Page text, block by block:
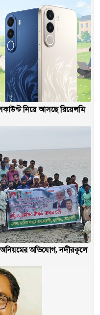
নিয়ে আসছে রিয়েলমি
অনিয়মের অভিযোগ, নদীরকূলে